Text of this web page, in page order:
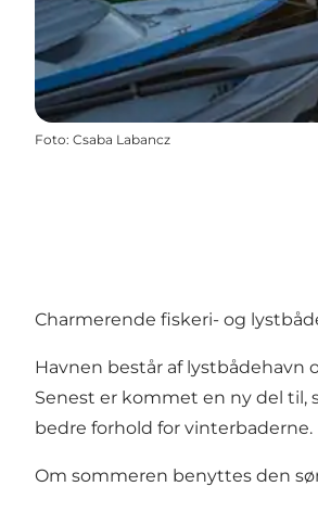
Foto: Csaba Labancz
Charmerende fiskeri- og
Havnen består af lystbådehavn
Senest er kommet en ny del til,
bedre forhold for vinterbaderne.
Om sommeren benyttes den